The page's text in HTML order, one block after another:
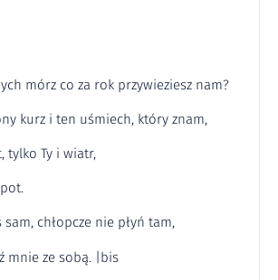
mórz co za rok przywieziesz nam?
kurz i ten uśmiech, który znam,
tylko Ty i wiatr,
sam, chłopcze nie płyń tam,
mnie ze sobą. |bis